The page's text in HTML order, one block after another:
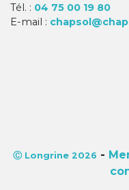
Tél. : 04 75 00 19 80
E-mail :
Ⓒ Longrine 2026 -